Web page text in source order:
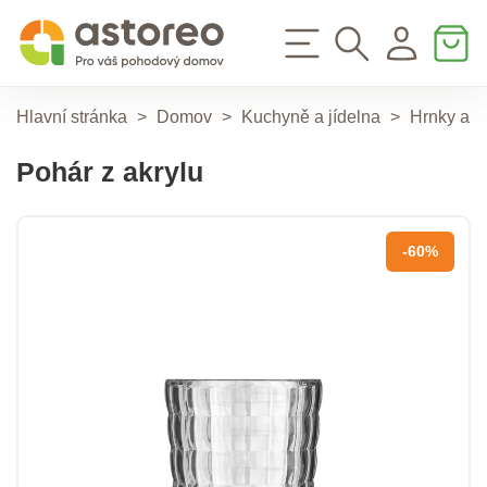
Hlavní stránka > Domov > Kuchyně a jídelna > Hrnky a
Pohár z akrylu
-60%